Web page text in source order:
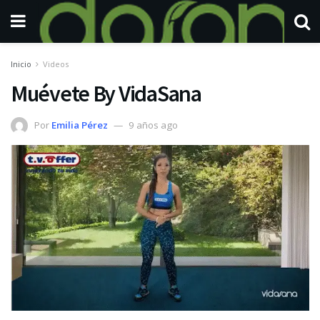
Inicio Videos
Muévete By VidaSana
Por Emilia Pérez 9 años ago